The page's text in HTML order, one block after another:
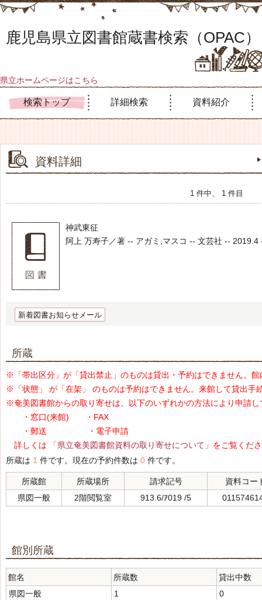
鹿児島県立図書館蔵書検索（OPAC）
県立ホームページはこちら
検索トップ 詳細検索 資料紹介
資料詳細
1 件中、 1 件目
神武東征
阿上 万寿子／著 -- アガミ,マスコ -- 文芸社 -- 2019.4
新着図書お知らせメール
所蔵
※「帯出区分」が「貸出禁止」のものは貸出・予約はできません。
※「状態」 が「在架」 のものは予約はできません。来館して貸出手
※奄美図書館からの取り寄せは、以下のいずれかの方法により申請し
・窓口(来館) ・FAX
・郵送 ・電子申請
詳しくは
「県立奄美図書館資料の取り寄せについて」 をご覧くだ
所蔵は 1 件です。現在の予約件数は 0 件です。
所蔵館 所蔵場所 請求記号
資料コー
県図一般
2階閲覧室 913.6/ｱ019 /5
館別所蔵
館名 所蔵数
貸出中数
県図一般
1 0